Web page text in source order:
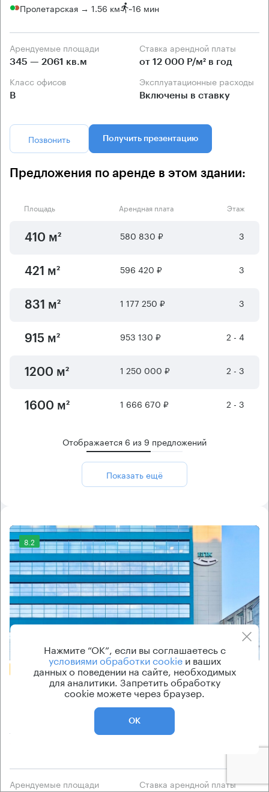
Пролетарская → 1.56 км ~16 мин
Арендуемые площади
345 — 2061 кв.м
Ставка арендной платы
от 12 000 Р/м² в год
Класс офисов
B
Эксплуатационные расходы
Включены в ставку
Позвонить Получить презентацию
Предложения по аренде в этом здании:
Площадь Арендная плата Этаж
410 м² 580 830 ₽ 3
421 м² 596 420 ₽ 3
831 м² 1 177 250 ₽ 3
915 м² 953 130 ₽ 2 - 4
1200 м² 1 250 000 ₽ 2 - 3
1600 м² 1 666 670 ₽ 2 - 3
Отображается 6 из 9 предложений
Показать ещё
8.2
Еще 2 фото
БЕЗ КОМИССИИ
Бизнес-центр
Москва, Шарикоподшипниковская улица, 13 с2
Арендуемые площади Ставка арендной платы
Нажмите “ОК”, если вы соглашаетесь с
условиями обработки cookieи ваших
данных о поведении на сайте, необходимых
для аналитики. Запретить обработку
cookie можете через браузер.
ОК